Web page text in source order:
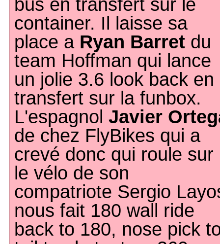
bus en transfert sur le
container. Il laisse sa
place a Ryan Barret du
team Hoffman qui lance
un jolie 3.6 look back en
transfert sur la funbox.
L'espagnol Javier
de chez FlyBikes qui a
crevé donc qui roule sur
le vélo de son
compatriote Sergio
nous fait 180 wall ride
back to 180, nose pick